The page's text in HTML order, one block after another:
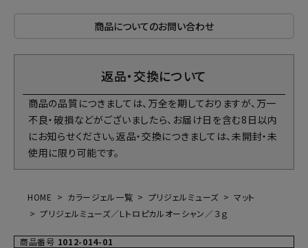
商品についてのお問い合わせ
返品・交換について
商品の品質につきましては、万全を期しておりますが、万一
不良・破損などがございましたら、お届け日を含む8日以内
にお知らせください。返品・交換につきましては、未開封・未
使用に限り可能です。
HOME カラージェル一覧 プリジェルミューズ
マット
プリジェルミューズ／Ｌトロピカルオーシャン／３ｇ
商品番号 1012-014-01